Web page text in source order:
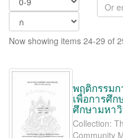
Now showing items 24-29 of
พฤติกรรมก
เพื่อการศึ
ศึกษามหา
Collection:
Community